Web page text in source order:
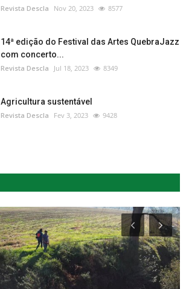
Revista Descla Nov 20, 2023 8577
14ª edição do Festival das Artes QuebraJazz
com concerto...
Revista Descla Jul 18, 2023 8349
Agricultura sustentável
Revista Descla Fev 3, 2023 9428